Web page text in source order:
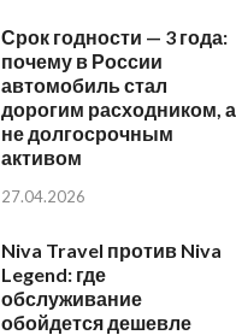
Срок годности — 3 года:
почему в России
автомобиль стал
дорогим расходником, а
не долгосрочным
активом
27.04.2026
Niva Travel против Niva
Legend: где
обслуживание
обойдется дешевле